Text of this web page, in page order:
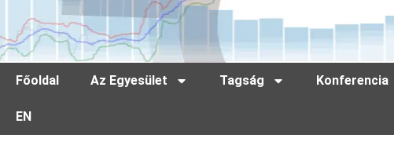
Főoldal Az Egyesület Tagság Konferencia
EN